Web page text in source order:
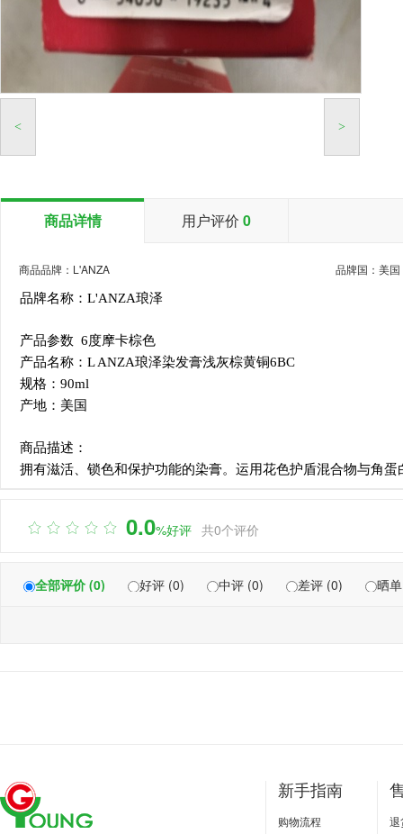
< >
商品详情 用户评价 0
商品品牌：L'ANZA 品牌国：美国
品牌名称：L'ANZA琅泽
产品参数 6度摩卡棕色
产品名称：L ANZA琅泽染发膏浅灰棕黄铜6BC
规格：90ml
产地：美国
商品描述：
拥有滋活、锁色和保护功能的染膏。运用花色护盾混合物与角
 0.0%好评 共0个评价
全部评价 (0) 好评 (0) 中评 (0) 差评 (0) 晒
新手指南
购物流程
退